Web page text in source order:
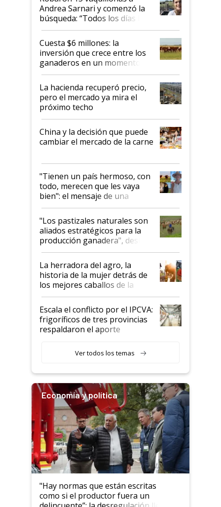
Andrea Sarnari y comenzó la
búsqueda: “Todos los días le
toca a algún productor”
Cuesta $6 millones: la
inversión que crece entre los
ganaderos en un momento
histórico para la actividad
La hacienda recuperó precio,
pero el mercado ya mira el
próximo techo
China y la decisión que puede
cambiar el mercado de la carne
"Tienen un país hermoso, con
todo, merecen que les vaya
bien": el mensaje de una
ganadera uruguaya sobre las
oportunidades que se abren
para el agro en Argentina, con
foco en la carne
"Los pastizales naturales son
aliados estratégicos para la
producción ganadera", destaca
la iniciativa que ya reúne a 46
establecimientos en Argentina
La herradora del agro, la
historia de la mujer detrás de
los mejores caballos de la
Argentina y los mitos que
todavía hacen sufrir a estos
animales: "Mientras me
descalificaban, yo seguí
haciendo currículum"
Escala el conflicto por el IPCVA:
frigoríficos de tres provincias
respaldaron el aporte
Ver todos los temas
Economía y política
"Hay normas que están escritas
como si el productor fuera un